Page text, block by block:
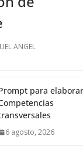
ANGEL
para elaborar
6 agosto, 2026